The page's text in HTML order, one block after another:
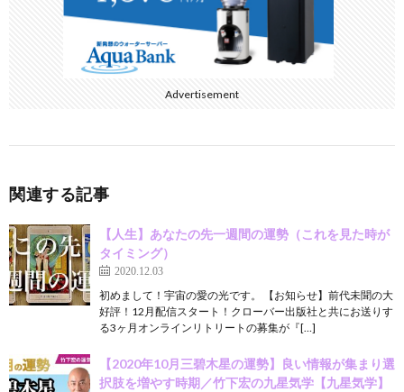
Advertisement
関連する記事
【人生】あなたの先一週間の運勢（これを見た時が
タイミング）
2020.12.03
初めまして！宇宙の愛の光です。 【お知らせ】前代未聞の大
好評！12月配信スタート！クローバー出版社と共にお送りす
る3ヶ月オンラインリトリートの募集が『[…]
【2020年10月三碧木星の運勢】良い情報が集まり選
択肢を増やす時期／竹下宏の九星気学【九星気学】